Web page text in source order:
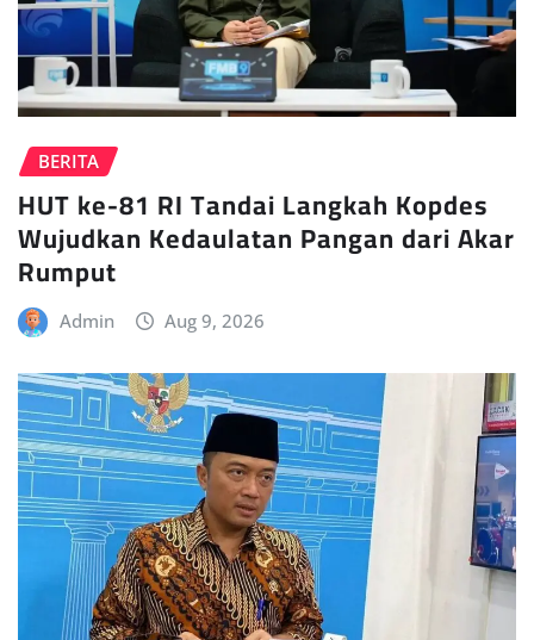
BERITA
HUT ke-81 RI Tandai Langkah Kopdes
Wujudkan Kedaulatan Pangan dari Akar
Rumput
Admin Aug 9, 2026